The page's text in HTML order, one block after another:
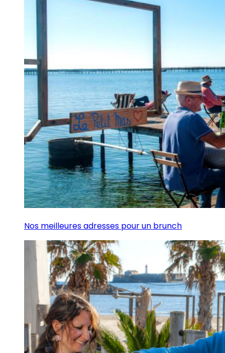
Nos meilleures adresses pour un brunch